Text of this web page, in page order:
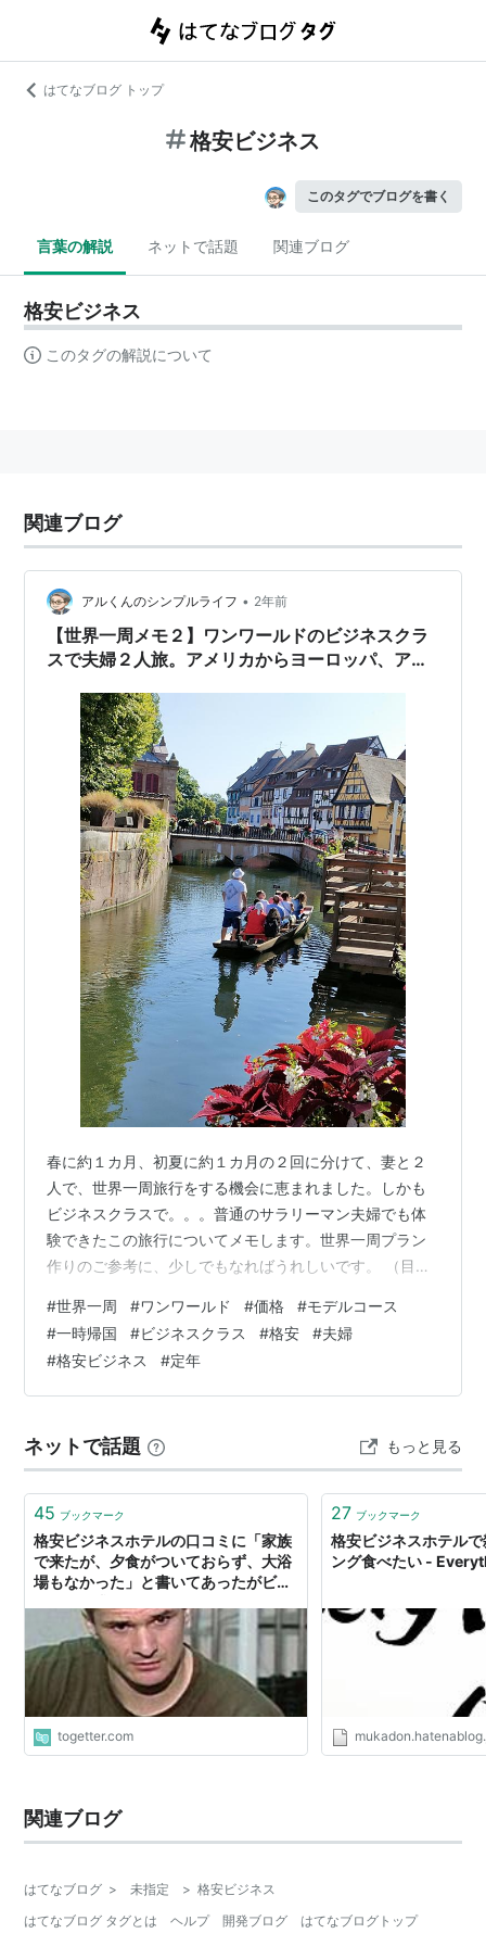
はてなブログ トップ
格安ビジネス
このタグでブログを書く
言葉の解説 ネットで話題 関連ブログ
格安ビジネス
このタグの解説について
関連ブログ
アルくんのシンプルライフ • 2年前
【世界一周メモ２】ワンワールドのビジネスクラ
スで夫婦２人旅。アメリカからヨーロッパ、アフ
春に約１カ月、初夏に約１カ月の２回に分けて、妻と２
人で、世界一周旅行をする機会に恵まれました。しかも
ビジネスクラスで。。。普通のサラリーマン夫婦でも体
験できたこの旅行についてメモします。世界一周プラン
作りのご参考に、少しでもなればうれしいです。 （目
⑧後半：ロサンゼルス⇒マドリード マドリード４泊 ⑨
後半：マドリード⇒モロッコ・マラケシュ マラケシュ３
泊 ⑩後半：マラケシュ⇒（鉄道）カサブランカ カサブラ
ンカ２泊 ⑪後半：カサブランカ⇒ミラノ コモ湖 ３泊 ⑫
レルモ３泊 ⑬後半：パレルモ…
#世界一周 #ワンワールド #価格 #モデルコース
#一時帰国 #ビジネスクラス #格安 #夫婦
#格安ビジネス #定年
ネットで話題 もっと見る
45 ブックマーク
格安ビジネスホテルの口コミに「家族
で来たが、夕食がついておらず、大浴
場もなかった」と書いてあったがビジ
togetter.com
27 ブックマーク
格安ビジネスホテル
ング食べたい -
関連ブログ
はてなブログ > 未指定 > 格安ビジネス
はてなブログ タグとは
ヘルプ 開発ブログ
はてなブログトップ